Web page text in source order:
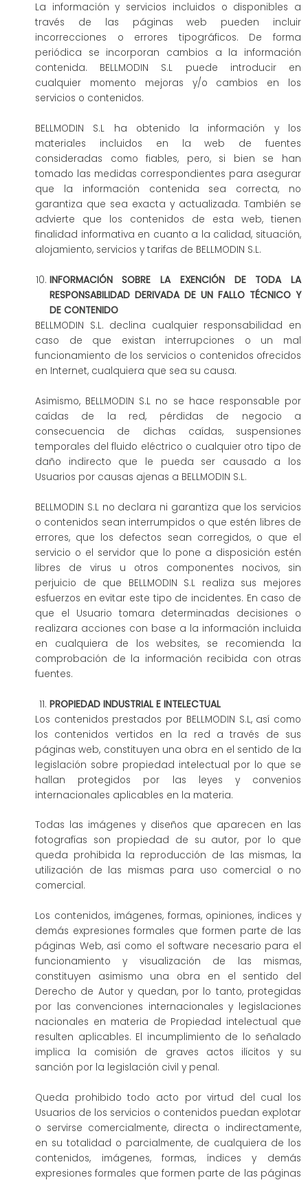
La información y servicios incluidos o disponibles a
través de las páginas web pueden incluir
incorrecciones o errores tipográficos. De forma
periódica se incorporan cambios a la información
contenida. BELLMODIN S.L puede introducir en
cualquier momento mejoras y/o cambios en los
servicios o contenidos.
BELLMODIN S.L ha obtenido la información y los
materiales incluidos en la web de fuentes
consideradas como fiables, pero, si bien se han
tomado las medidas correspondientes para asegurar
que la información contenida sea correcta, no
garantiza que sea exacta y actualizada. También se
advierte que los contenidos de esta web, tienen
finalidad informativa en cuanto a la calidad, situación,
alojamiento, servicios y tarifas de BELLMODIN S.L.
INFORMACIÓN SOBRE LA EXENCIÓN DE TODA LA
RESPONSABILIDAD DERIVADA DE UN FALLO TÉCNICO Y
DE CONTENIDO
BELLMODIN S.L. declina cualquier responsabilidad en
caso de que existan interrupciones o un mal
funcionamiento de los servicios o contenidos ofrecidos
en Internet, cualquiera que sea su causa.
Asimismo, BELLMODIN S.L no se hace responsable por
caídas de la red, pérdidas de negocio a
consecuencia de dichas caídas, suspensiones
temporales del fluido eléctrico o cualquier otro tipo de
daño indirecto que le pueda ser causado a los
Usuarios por causas ajenas a BELLMODIN S.L.
BELLMODIN S.L no declara ni garantiza que los servicios
o contenidos sean interrumpidos o que estén libres de
errores, que los defectos sean corregidos, o que el
servicio o el servidor que lo pone a disposición estén
libres de virus u otros componentes nocivos, sin
perjuicio de que BELLMODIN S.L realiza sus mejores
esfuerzos en evitar este tipo de incidentes. En caso de
que el Usuario tomara determinadas decisiones o
realizara acciones con base a la información incluida
en cualquiera de los websites, se recomienda la
comprobación de la información recibida con otras
fuentes.
PROPIEDAD INDUSTRIAL E INTELECTUAL
Los contenidos prestados por BELLMODIN S.L, así como
los contenidos vertidos en la red a través de sus
páginas web, constituyen una obra en el sentido de la
legislación sobre propiedad intelectual por lo que se
hallan protegidos por las leyes y convenios
internacionales aplicables en la materia.
Todas las imágenes y diseños que aparecen en las
fotografías son propiedad de su autor, por lo que
queda prohibida la reproducción de las mismas, la
utilización de las mismas para uso comercial o no
comercial.
Los contenidos, imágenes, formas, opiniones, índices y
demás expresiones formales que formen parte de las
páginas Web, así como el software necesario para el
funcionamiento y visualización de las mismas,
constituyen asimismo una obra en el sentido del
Derecho de Autor y quedan, por lo tanto, protegidas
por las convenciones internacionales y legislaciones
nacionales en materia de Propiedad intelectual que
resulten aplicables. El incumplimiento de lo señalado
implica la comisión de graves actos ilícitos y su
sanción por la legislación civil y penal.
Queda prohibido todo acto por virtud del cual los
Usuarios de los servicios o contenidos puedan explotar
o servirse comercialmente, directa o indirectamente,
en su totalidad o parcialmente, de cualquiera de los
contenidos, imágenes, formas, índices y demás
expresiones formales que formen parte de las páginas